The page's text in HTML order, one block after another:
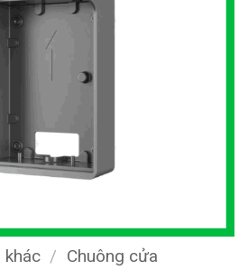
khác / Chuông cửa